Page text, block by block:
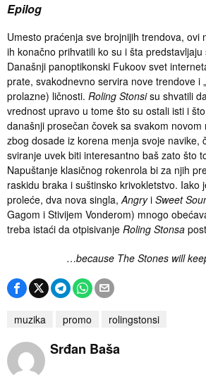
Epilog
Umesto praćenja sve brojnijih trendova, ovi
ih konačno prihvatili ko su i šta
Današnji panoptikonski Fukoov svet
prate, svakodnevno servira nove trendove i
prolazne) ličnosti. Roling Stonsisu shvatili
vrednost upravo u tome što su ostali isti i
današnji prosečan čovek sa svakom novom
zbog dosade iz korena menja svoje navike,
sviranje uvek biti interesantno baš zato što
Napuštanje klasičnog rokenrola bi za njih
raskidu braka i suštinsko krivokletstvo. Iako
proleće, dva nova singla,Angryi Sweet
Gagom i Stivijem Vonderom) mnogo
treba istaći da otpisivanje Roling Stonsa
…because The Stones will
muzika promo rolingstonsi
Srđan Baša